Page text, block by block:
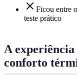
Ficou entre
teste prático
A
conforto